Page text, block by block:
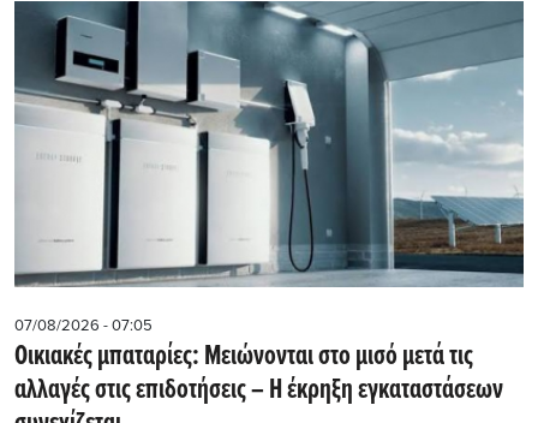
07/08/2026 - 07:05
Οικιακές μπαταρίες: Μειώνονται στο μισό μετά τις
αλλαγές στις επιδοτήσεις – Η έκρηξη εγκαταστάσεων